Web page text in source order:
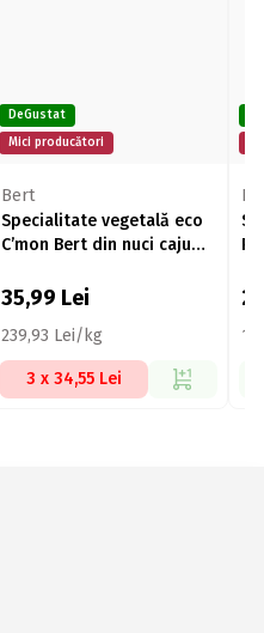
DeGustat
Mici producători
Bert
Specialitate vegetală eco
C’mon Bert din nuci caju
35,99 Lei
239,93 Lei/kg
3 x 34,55 Lei